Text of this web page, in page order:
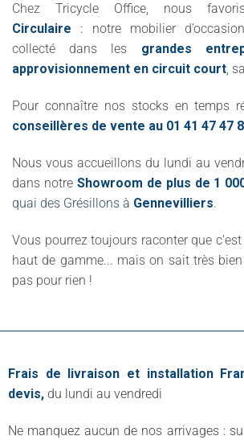
Chez Tricycle Office, nous
Circulaire : notre mobilier
collecté dans les grandes
approvisionnement en circuit court,
Pour connaître nos stocks en temps
conseillères de vente au 01 41 47 47
Nous vous accueillons du lundi au
dans notre Showroom de plus de 1
quai des Grésillons à Gennevilliers.
Vous pourrez toujours raconter que
haut de gamme... mais on sait très
pas pour rien !
Frais de livraison et installation
devis, du lundi au vendredi
Ne manquez aucun de nos arrivages :